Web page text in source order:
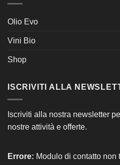
Olio Evo
Vini Bio
Shop
ISCRIVITI ALLA
Iscriviti alla nostra newsletter
nostre attività e offerte.
Errore: Modulo di contatto non